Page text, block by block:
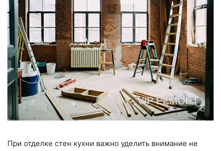
При отделке стен кухни важно уделить внимание не